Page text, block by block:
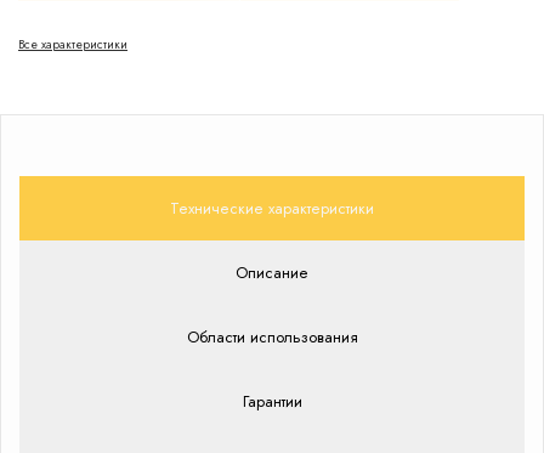
Все характеристики
Технические характеристики
Описание
Области использования
Гарантии